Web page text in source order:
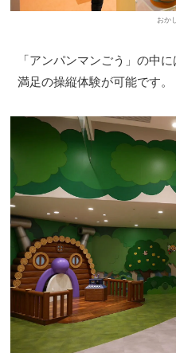
おか
「アンパンマンごう」の中
満足の操縦体験が可能です。